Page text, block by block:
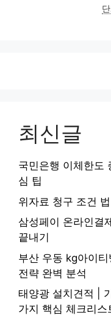
최신글
국민은행 이체한도
심 팁
위자료 청구 조건
삼성페이 온라인결
끝내기
부산 우동 kg아이
전략 완벽 분석
태양광 설치견적 |
가지 핵심 체크리스